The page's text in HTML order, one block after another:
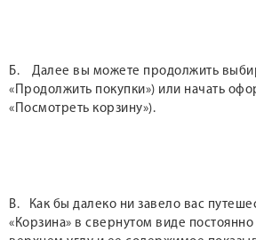
Б. Далее вы можете продолжить
«Продолжить покупки») или начать
«Посмотреть корзину»).
В. Как бы далеко ни завело вас
«Корзина» в свернутом виде